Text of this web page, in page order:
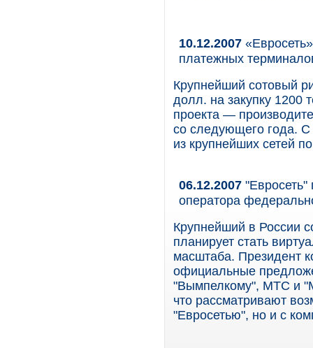
10.12.2007
платежных
Крупнейший сотовый
долл. на закупку 1200
проекта —
со следующего года. С
из крупнейших сетей
06.12.2007 "Евросеть"
оператора
Крупнейший в России
планирует стать
масштаба. Президент
официальные
"Вымпелкому", МТС и
что рассматривают
"Евросетью", но и с